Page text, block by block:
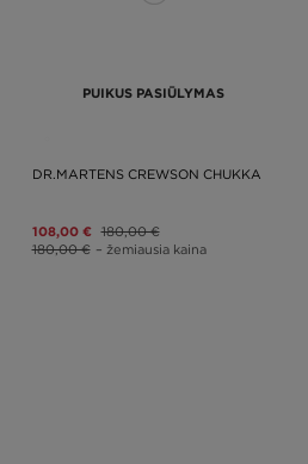
PUIKUS PASIŪLYMAS
DR.MARTENS CREWSON CHUKKA
108,00 € 180,00 €
180,00 € – žemiausia kaina